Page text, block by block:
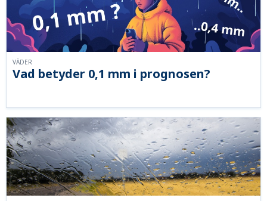
Vad betyder 0,1 mm i prognosen?
VÄDER